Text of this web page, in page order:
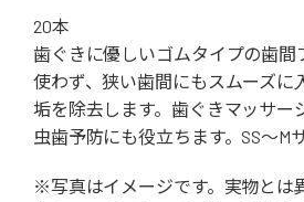
20本
歯ぐきに優しいゴムタイプの歯間
使わず、狭い歯間にもスムーズに
垢を除去します。歯ぐきマッサー
虫歯予防にも役立ちます。SS～M
※写真はイメージです。実物とは